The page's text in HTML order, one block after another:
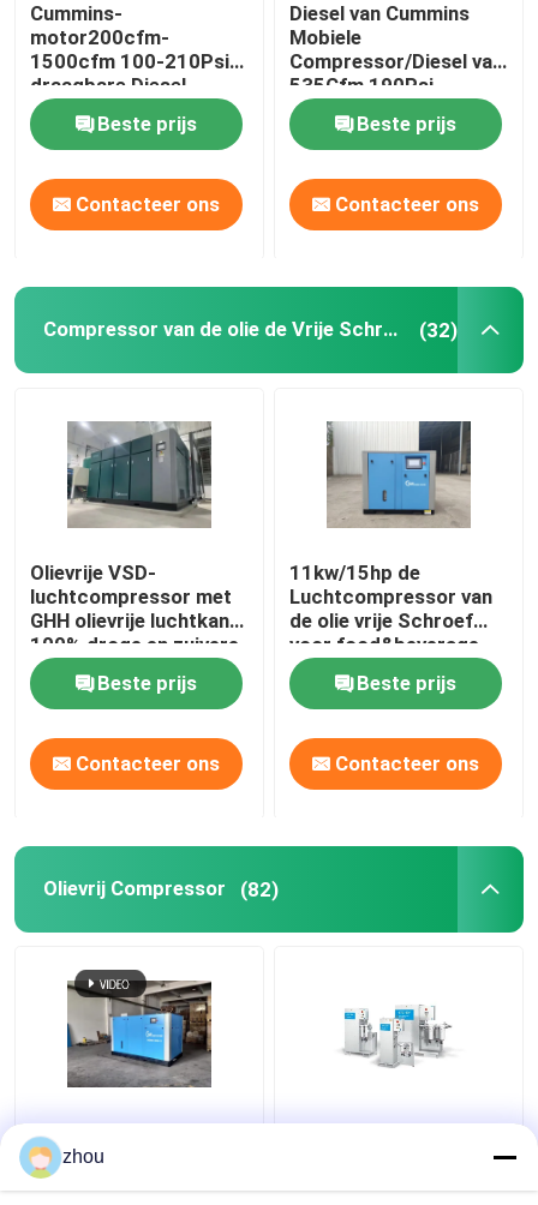
Cummins-
motor200cfm-
1500cfm 100-210Psi
draagbare Diesel
Compressor
Beste prijs
Contacteer ons
Diesel van Cummins
Mobiele
Compressor/Diesel van
535Cfm 190Psi
Compressor voor
ZandstralenBeste prijs
Contacteer ons
Compressor van de olie de Vrije Schroef (32)
Olievrije VSD-
luchtcompressor met
GHH olievrije luchtkant,
100% droge en zuivere
lucht
Beste prijs
Contacteer ons
11kw/15hp de
Luchtcompressor van
de olie vrije Schroef
voor food&beverage
Beste prijs
Contacteer ons
Olievrij Compressor (82)
De nieuwe Compressor
van de de Schroeflucht
van de Generatie
Roterende Veilige Lage
zhou